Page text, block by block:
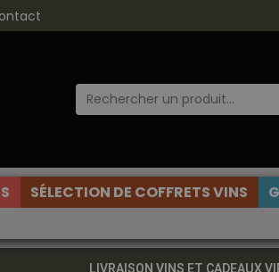
SÉLECTION DE COFFRETS VINS
LIVRAISON VINS ET CADEAUX